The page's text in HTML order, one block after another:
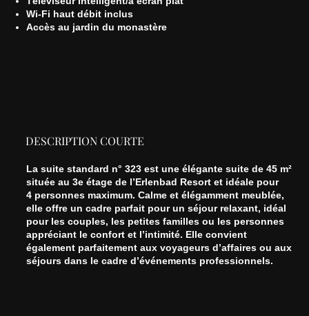
Wi-Fi haut débit inclus
Accès au jardin du monastère
DESCRIPTION COURTE
La suite standard n° 323 est une élégante suite de 45 m²
située au 3e étage de l’Erlenbad Resort et idéale pour
4 personnes maximum. Calme et élégamment meublée,
elle offre un cadre parfait pour un séjour relaxant, idéal
pour les couples, les petites familles ou les personnes
appréciant le confort et l’intimité. Elle convient
également parfaitement aux voyageurs d’affaires ou aux
séjours dans le cadre d’événements professionnels.